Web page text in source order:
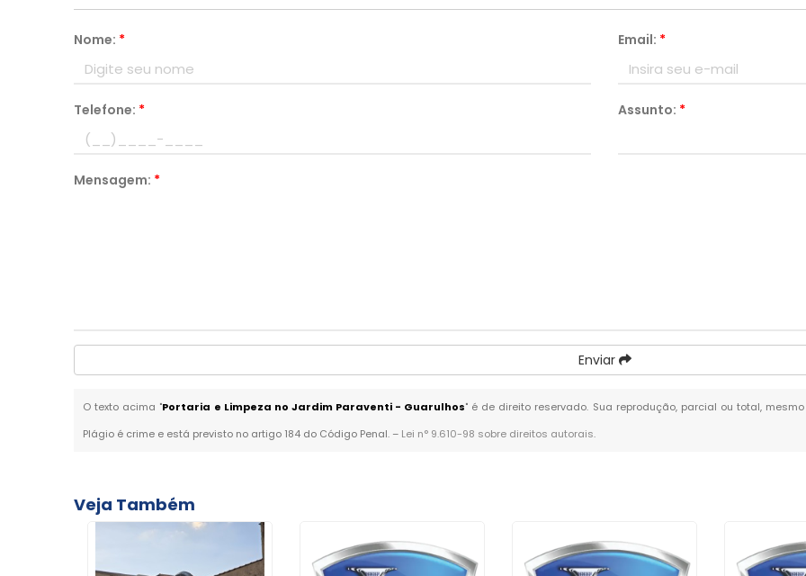
Nome: * Email: *
Telefone: * Assunto: *
Mensagem: *
Enviar
O texto acima "Portaria e Limpeza no Jardim Paraventi - Guarulhos" é de direito reservado. Sua reprodução, parcial ou total,
Plágio é crime e está previsto no artigo 184 do Código Penal. – Lei n° 9.610-98 sobre direitos autorais.
Veja Também